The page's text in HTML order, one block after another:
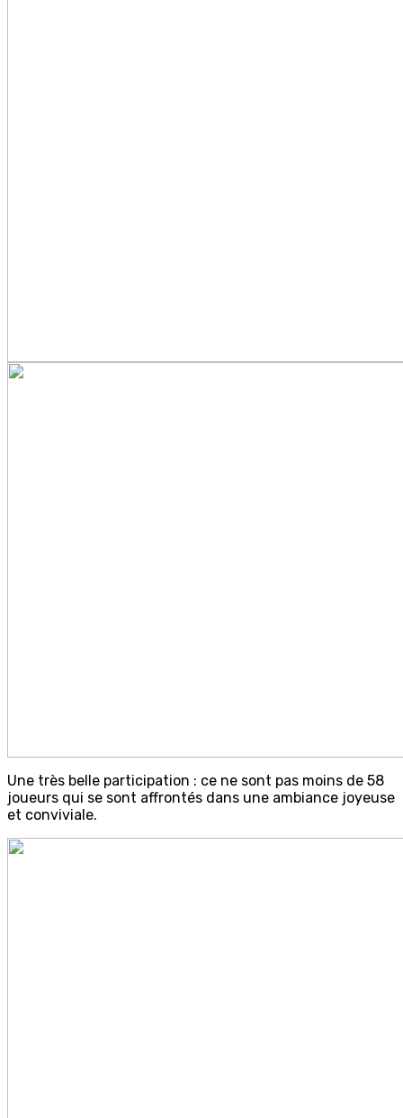
Une très belle participation : ce ne sont pas moins de 58
joueurs qui se sont affrontés dans une ambiance joyeuse
et conviviale.